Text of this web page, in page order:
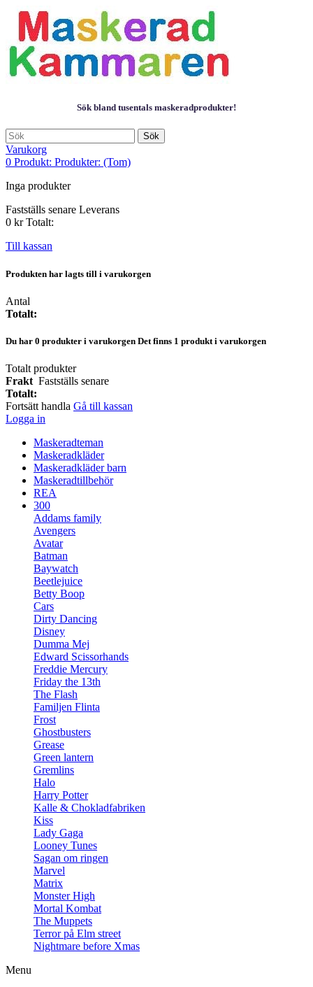
Sök bland tusentals maskeradprodukter!
Sök
Varukorg
0 Produkt: Produkter: (Tom)
Inga produkter
Fastställs senare Leverans
0 kr Totalt:
Till kassan
Produkten har lagts till i varukorgen
Antal
Totalt:
Du har 0 produkter i varukorgen Det finns 1 produkt i varukorgen
Totalt produkter
Frakt Fastställs senare
Totalt:
Fortsätt handla Gå till kassan
Logga in
Maskeradteman
Maskeradkläder
Maskeradkläder barn
Maskeradtillbehör
REA
300
Addams family
Avengers
Avatar
Batman
Baywatch
Beetlejuice
Betty Boop
Cars
Dirty Dancing
Disney
Dumma Mej
Edward Scissorhands
Freddie Mercury
Friday the 13th
The Flash
Familjen Flinta
Frost
Ghostbusters
Grease
Green lantern
Gremlins
Halo
Harry Potter
Kalle & Chokladfabriken
Kiss
Lady Gaga
Looney Tunes
Sagan om ringen
Marvel
Matrix
Monster High
Mortal Kombat
The Muppets
Terror på Elm street
Nightmare before Xmas
Menu